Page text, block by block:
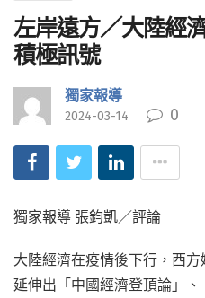
左岸遠方／大陸經
積極訊號
獨家報導
2024-03-14 0
獨家報導 張鈞凱／評論
大陸經濟在疫情後下行，西
延伸出「中國經濟登頂論」